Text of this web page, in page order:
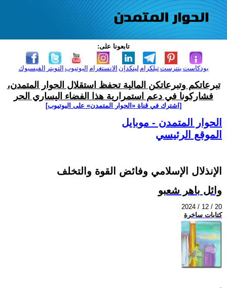
تابعونا على:
الفيسبوك التويتر اليوتيوب الانستغرام لينكدإن تيلكرامبنترست بودكاست
تبرعاتكم وتبرعاتكن المالية تحفظ استقلال الحوار المتمدن،
فشاركونا في دعم استمرارية هذا الفضاء اليساري الحر
[اشترك في قناة ‫«الحوار المتمدن» على اليوتيوب]
الحوار المتمدن - موبايل
الموقع الرئيسي
الإنذلال الإسلامي وفائض القوة والتخلف
وائل باهر شعبو
2024 / 12 / 20
كتابات ساخرة